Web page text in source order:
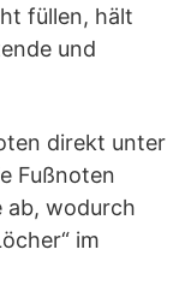
füllen, hält
und
direkt unter
Fußnoten
ab, wodurch
im